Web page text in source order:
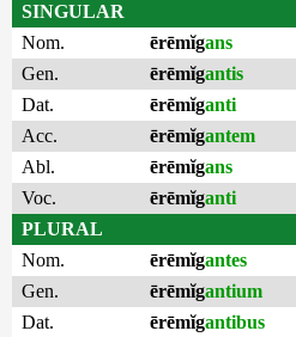
SINGULAR
Nom.
ērēmĭgans
Gen.
ērēmĭgantis
Dat.
ērēmĭganti
Acc.
ērēmĭgantem
Abl.
ērēmĭgans
Voc.
ērēmĭganti
PLURAL
Nom.
ērēmĭgantes
Gen.
ērēmĭgantium
Dat.
ērēmĭgantibus